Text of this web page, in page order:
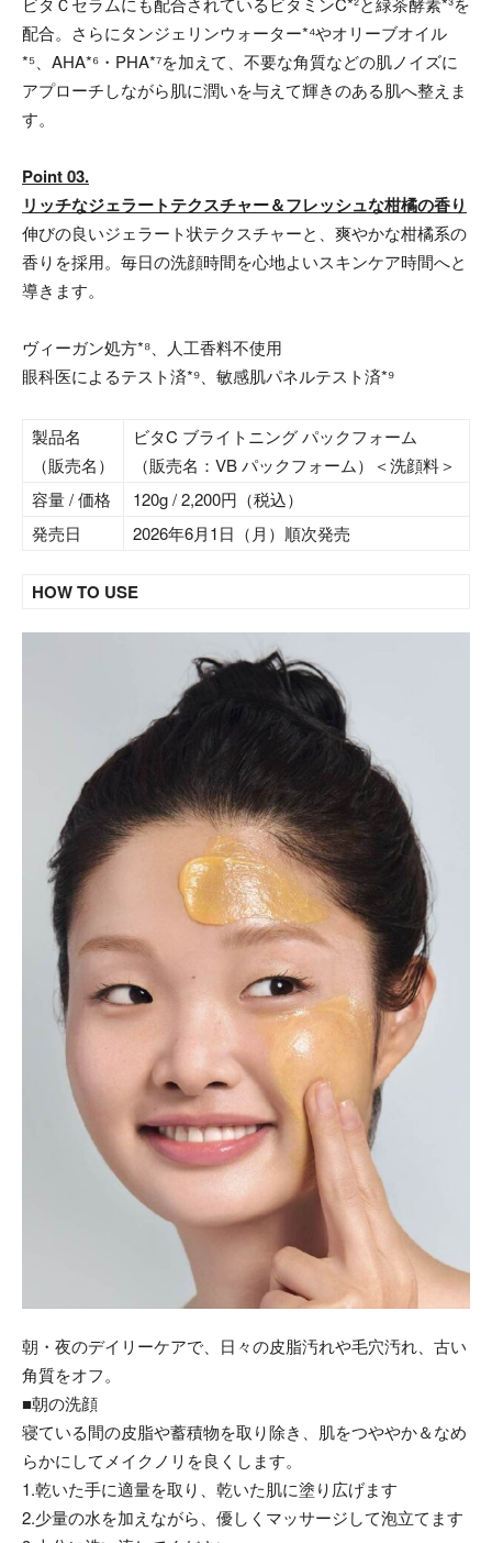
配合。さらにタンジェリンウォーター*⁴やオリーブオイル
*⁵、AHA*⁶・PHA*⁷を加えて、不要な角質などの肌ノイズに
アプローチしながら肌に潤いを与えて輝きのある肌へ整えま
す。
Point 03.
リッチなジェラートテクスチャー＆フレッシュな柑橘の香り
伸びの良いジェラート状テクスチャーと、爽やかな柑橘系の
香りを採用。毎日の洗顔時間を心地よいスキンケア時間へと
導きます。
ヴィーガン処方*⁸、人工香料不使用
眼科医によるテスト済*⁹、敏感肌パネルテスト済*⁹
製品名
（販売名）
ビタC ブライトニング パックフォーム
（販売名：VB パックフォーム）＜洗顔料＞
容量 / 価格
120g / 2,200円（税込）
発売日
2026年6月1日（月）順次発売
HOW TO USE
朝・夜のデイリーケアで、日々の皮脂汚れや毛穴汚れ、古い
角質をオフ。
■朝の洗顔
寝ている間の皮脂や蓄積物を取り除き、肌をつややか＆なめ
らかにしてメイクノリを良くします。
1.乾いた手に適量を取り、乾いた肌に塗り広げます
2.少量の水を加えながら、優しくマッサージして泡立てます